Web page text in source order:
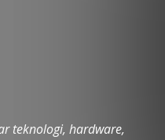
teknologi, hardware,